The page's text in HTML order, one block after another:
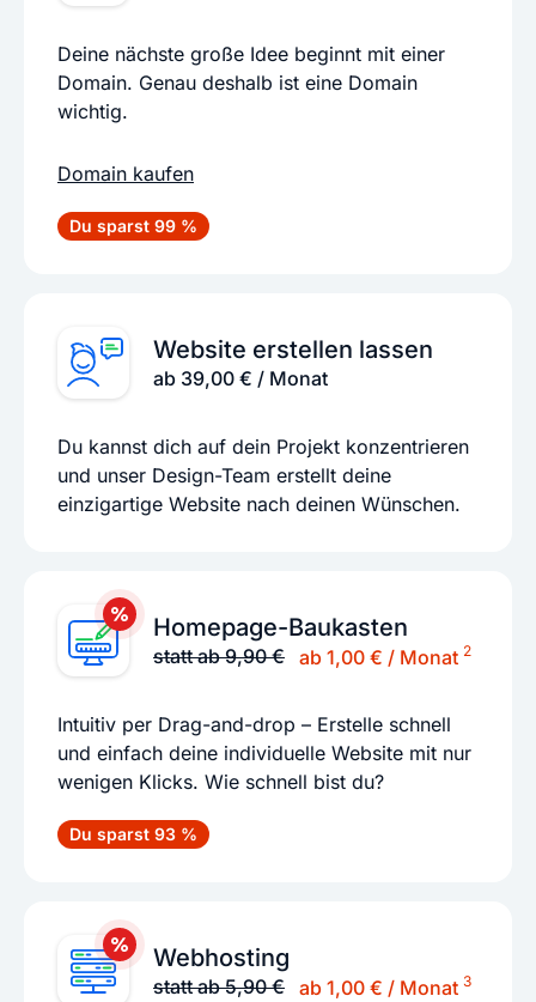
Deine nächste große Idee beginnt mit einer
Domain. Genau deshalb ist eine Domain
wichtig.
Domain kaufen
Du sparst 99 %
Website erstellen lassen
ab 39,00 € / Monat
Du kannst dich auf dein Projekt konzentrieren
und unser Design-Team erstellt deine
einzigartige Website nach deinen Wünschen.
Homepage-Baukasten
statt ab 9,90 € ab 1,00 € / Monat 2
Intuitiv per Drag-and-drop – Erstelle schnell
und einfach deine individuelle Website mit nur
wenigen Klicks. Wie schnell bist du?
Du sparst 93 %
Webhosting
statt ab 5,90 € ab 1,00 € / Monat 3